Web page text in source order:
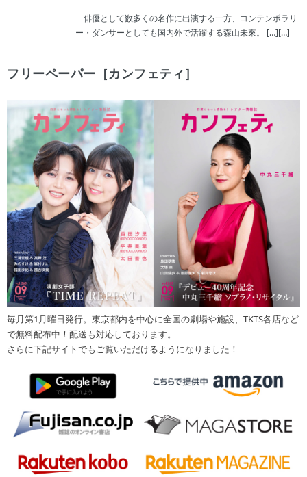
俳優として数多くの名作に出演する一方、コンテンポラリ
ー・ダンサーとしても国内外で活躍する森山未來。 […][…]
フリーペーパー［カンフェティ］
毎月第1月曜日発行。東京都内を中心に全国の劇場や施設、TKTS各店など
で無料配布中！配送も対応しております。
さらに下記サイトでもご覧いただけるようになりました！